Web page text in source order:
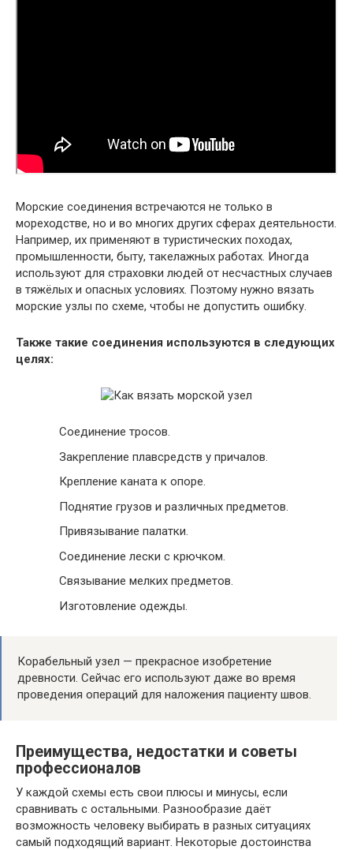
Морские соединения встречаются не только в
мореходстве, но и во многих других сферах деятельности.
Например, их применяют в туристических походах,
промышленности, быту, такелажных работах. Иногда
используют для страховки людей от несчастных случаев
в тяжёлых и опасных условиях. Поэтому нужно вязать
морские узлы по схеме, чтобы не допустить ошибку.
Также такие соединения используются в следующих
целях:
Соединение тросов.
Закрепление плавсредств у причалов.
Крепление каната к опоре.
Поднятие грузов и различных предметов.
Привязывание палатки.
Соединение лески с крючком.
Связывание мелких предметов.
Изготовление одежды.
Корабельный узел — прекрасное изобретение
древности. Сейчас его используют даже во время
проведения операций для наложения пациенту швов.
Преимущества, недостатки и советы
профессионалов
У каждой схемы есть свои плюсы и минусы, если
сравнивать с остальными. Разнообразие даёт
возможность человеку выбирать в разных ситуациях
самый подходящий вариант. Некоторые достоинства